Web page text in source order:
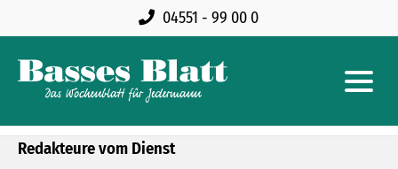
04551 - 99 00 0
Redakteure vom Dienst